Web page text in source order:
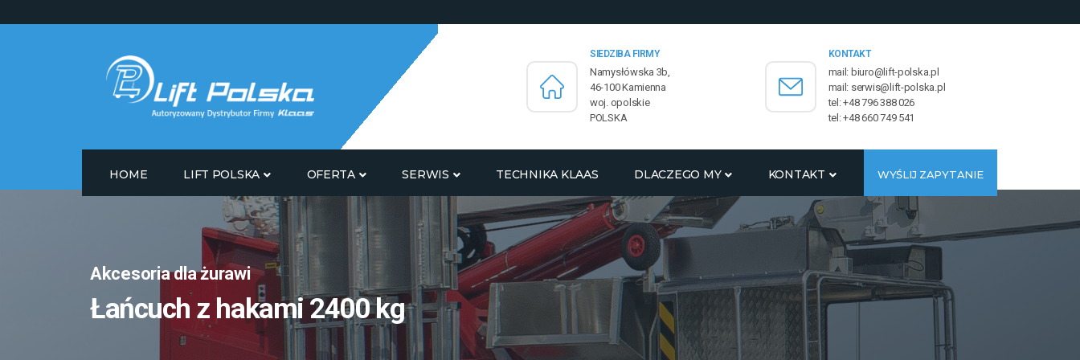
SIEDZIBA FIRMY
Namysłówska 3b,
46-100 Kamienna
woj. opolskie
POLSKA
KONTAKT
mail: biuro@lift-polska.pl
mail: serwis@lift-polska.pl
tel: +48 796 388 026
tel: +48 660 749 541
HOME LIFT POLSKA OFERTA SERWIS TECHNIKA KLAAS DLACZEGO MY KONTAKT WYŚLIJ ZAPYTANIE
Akcesoria dla żurawi
Łańcuch z hakami 2400 kg